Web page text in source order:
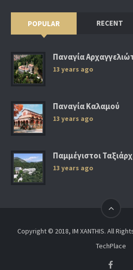
POPULAR RECENT
Παναγία
13 years ago
Παναγία Καλαμού
13 years ago
Παμμέγιστοι
13 years ago
Copyright © 2018, IM XANTHIS. All
TechPlace